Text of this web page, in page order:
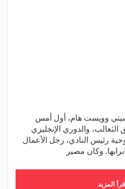
سيتي وويست هام، أول أمس
والدوري الإنجليزي
رئيس النادي، رجل الأعمال
وكان مصير
اقرأ المزيد